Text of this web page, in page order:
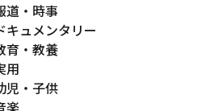
道・時事
キュメンタリー
育・教養
用
児・子供
楽